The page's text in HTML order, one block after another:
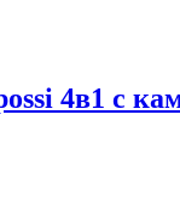
4в1 с